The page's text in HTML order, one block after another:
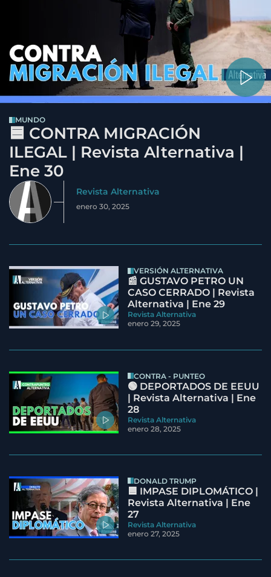
MUNDO
🟦 CONTRA MIGRACIÓN
ILEGAL | Revista Alternativa |
Ene 30
Revista Alternativa
enero 30, 2025
VERSIÓN ALTERNATIVA
📰 GUSTAVO PETRO UN
CASO CERRADO | Revista
Alternativa | Ene 29
Revista Alternativa
enero 29, 2025
CONTRA - PUNTEO
🟢 DEPORTADOS DE EEUU
| Revista Alternativa | Ene
28
Revista Alternativa
enero 28, 2025
DONALD TRUMP
🟦 IMPASE DIPLOMÁTICO |
Revista Alternativa | Ene
27
Revista Alternativa
enero 27, 2025